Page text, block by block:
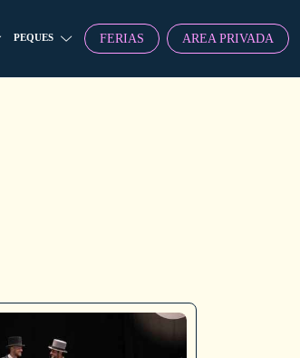
PEQUES FERIAS AREA PRIVADA